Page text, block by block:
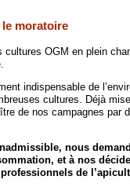
moratoire
cultures OGM en plein
indispensable de
cultures. Déjà
de nos campagnes par
nous
et à nos
de